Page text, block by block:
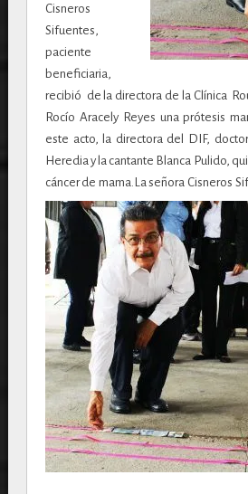
Cisneros
Sifuentes,
paciente
beneficiaria,
recibió de la directora de la Clínica
Rocío Aracely Reyes una prótesis
este acto, la directora del DIF,
Heredia y la cantante Blanca Pulido,
cáncer de mama. La señora Cisneros